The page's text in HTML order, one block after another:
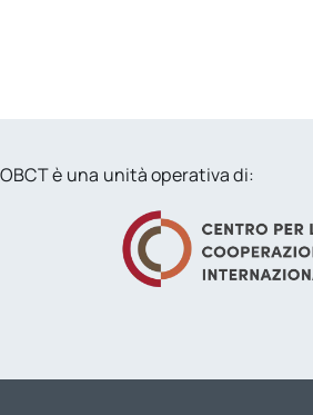
OBCT è una unità operativa di: